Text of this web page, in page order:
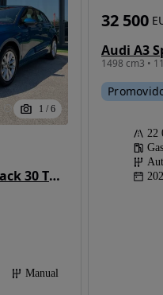
1 / 6
Audi A3 Sportback 30 TDI Advanced
Manual
1498 cm3 •
32 500
22